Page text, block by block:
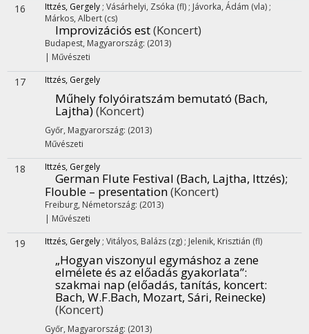
16 Ittzés, Gergely ; Vásárhelyi, Zsóka (fl) ; Jávorka, Ádám (vla) ;
Márkos, Albert (cs)
Improvizációs est(Koncert)
Budapest, Magyarország: (2013)
| Művészeti
17 Ittzés, Gergely
Műhely folyóiratszám bemutató (Bach,
Lajtha)(Koncert)
Győr, Magyarország: (2013)
Művészeti
18 Ittzés, Gergely
German Flute Festival (Bach, Lajtha, Ittzés);
Flouble – presentation(Koncert)
Freiburg, Németország: (2013)
| Művészeti
19 Ittzés, Gergely ; Vitályos, Balázs (zg) ; Jelenik, Krisztián (fl)
„Hogyan viszonyul egymáshoz a zene
elmélete és az előadás gyakorlata”:
szakmai nap (előadás, tanítás, koncert:
Bach, W.F.Bach, Mozart, Sári, Reinecke)
(Koncert)
Győr, Magyarország: (2013)